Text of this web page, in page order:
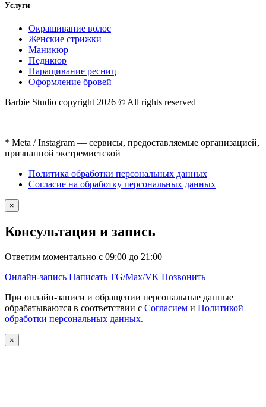
Услуги
Окрашивание волос
Женские стрижки
Маникюр
Педикюр
Наращивание ресниц
Оформление бровей
Barbie Studio copyright 2026 © All rights reserved
* Meta / Instagram — сервисы, предоставляемые организацией,
признанной экстремистской
Политика обработки персональных данных
Согласие на обработку персональных данных
×
Консультация и запись
Ответим моментально с 09:00 до 21:00
Онлайн-запись Написать TG/Max/VK Позвонить
При онлайн-записи и обращении персональные данные
обрабатываются в соответствии с Согласием и Политикой
обработки персональных данных.
×